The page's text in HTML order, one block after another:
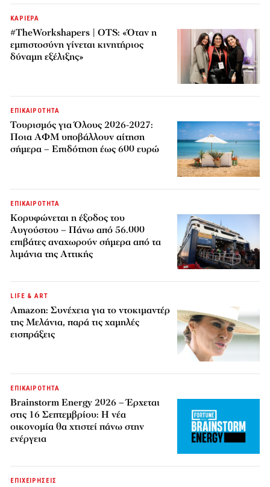
ΚΑΡΙΕΡΑ
#TheWorkshapers | OTS: «Όταν η
εμπιστοσύνη γίνεται κινητήριος
δύναμη εξέλιξης»
ΕΠΙΚΑΙΡΟΤΗΤΑ
Τουρισμός για Όλους 2026-2027:
Ποια ΑΦΜ υποβάλλουν αίτηση
σήμερα – Επιδότηση έως 600 ευρώ
ΕΠΙΚΑΙΡΟΤΗΤΑ
Κορυφώνεται η έξοδος του
Αυγούστου – Πάνω από 56.000
επιβάτες αναχωρούν σήμερα από τα
λιμάνια της Αττικής
LIFE & ART
Amazon: Συνέχεια για το ντοκιμαντέρ
της Μελάνια, παρά τις χαμηλές
εισπράξεις
ΕΠΙΚΑΙΡΟΤΗΤΑ
Brainstorm Energy 2026 – Έρχεται
στις 16 Σεπτεμβρίου: Η νέα
οικονομία θα χτιστεί πάνω στην
ενέργεια
ΕΠΙΧΕΙΡΗΣΕΙΣ